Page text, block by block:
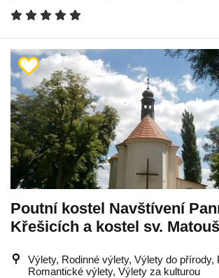
Poutní kostel Navštívení
Křešicích a kostel sv.
Výlety, Rodinné výlety, Výlety do přírody,
Romantické výlety, Výlety za kulturou